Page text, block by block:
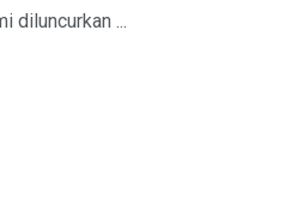
diluncurkan ...